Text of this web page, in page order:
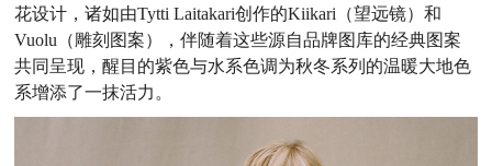
花设计，诸如由Tytti Laitakari创作的Kiikari（望远镜）和
Vuolu（雕刻图案），伴随着这些源自品牌图库的经典图案
共同呈现，醒目的紫色与水系色调为秋冬系列的温暖大地色
系增添了一抹活力。